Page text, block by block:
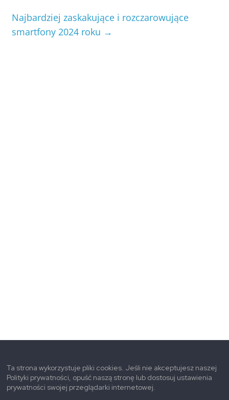
Najbardziej zaskakujące i rozczarowujące
smartfony 2024 roku →
Ta strona wykorzystuje pliki cookies. Jeśli nie akceptujesz naszej
Polityki prywatności, opuść naszą stronę lub dostosuj ustawienia
prywatności swojej przeglądarki internetowej.